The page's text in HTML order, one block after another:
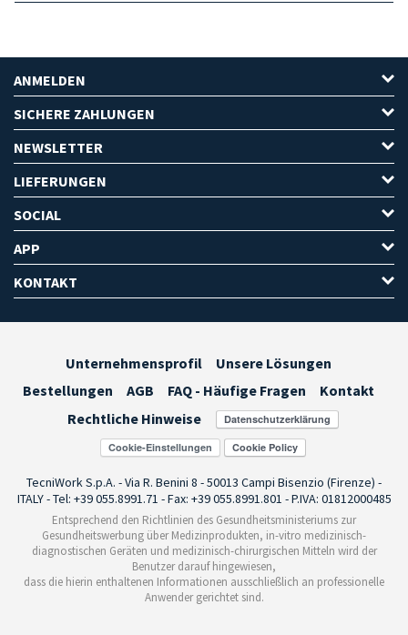
ANMELDEN
SICHERE ZAHLUNGEN
NEWSLETTER
LIEFERUNGEN
SOCIAL
APP
KONTAKT
Unternehmensprofil
Unsere Lösungen
Bestellungen
AGB FAQ - Häufige Fragen
Kontakt
Rechtliche Hinweise
Cookie-Einstellungen
TecniWork S.p.A. - Via R. Benini 8 - 50013 Campi Bisenzio (Firenze) -
ITALY - Tel: +39 055.8991.71 - Fax: +39 055.8991.801 - P.IVA: 01812000485
Entsprechend den Richtlinien des Gesundheitsministeriums zur
Gesundheitswerbung über Medizinprodukten, in-vitro medizinisch-
diagnostischen Geräten und medizinisch-chirurgischen Mitteln wird der
Benutzer darauf hingewiesen,
dass die hierin enthaltenen Informationen ausschließlich an professionelle
Anwender gerichtet sind.